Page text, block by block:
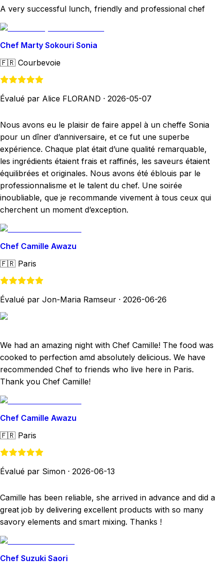
A very successful lunch, friendly and professional chef
Chef Marty Sokouri Sonia
🇫🇷 Courbevoie
Évalué par Alice FLORAND · 2026-05-07
Nous avons eu le plaisir de faire appel à un cheffe Sonia
pour un dîner d’anniversaire, et ce fut une superbe
expérience. Chaque plat était d’une qualité remarquable,
les ingrédients étaient frais et raffinés, les saveurs étaient
équilibrées et originales. Nous avons été éblouis par le
professionnalisme et le talent du chef. Une soirée
inoubliable, que je recommande vivement à tous ceux qui
cherchent un moment d’exception.
Chef Camille Awazu
🇫🇷 Paris
Évalué par Jon-Maria Ramseur · 2026-06-26
We had an amazing night with Chef Camille! The food was
cooked to perfection amd absolutely delicious. We have
recommended Chef to friends who live here in Paris.
Thank you Chef Camille!
Chef Camille Awazu
🇫🇷 Paris
Évalué par Simon · 2026-06-13
Camille has been reliable, she arrived in advance and did a
great job by delivering excellent products with so many
savory elements and smart mixing. Thanks !
Chef Suzuki Saori